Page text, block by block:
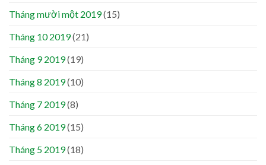
Tháng mười một 2019(15)
Tháng 10 2019(21)
Tháng 9 2019(19)
Tháng 8 2019(10)
Tháng 7 2019(8)
Tháng 6 2019(15)
Tháng 5 2019(18)